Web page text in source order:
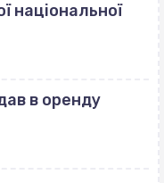
національної
в оренду